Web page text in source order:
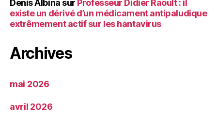
Denis Albina sur Professeur Didier Raoult : il
existe un dérivé d’un médicament antipaludique
extrêmement actif sur les hantavirus
Archives
mai 2026
avril 2026